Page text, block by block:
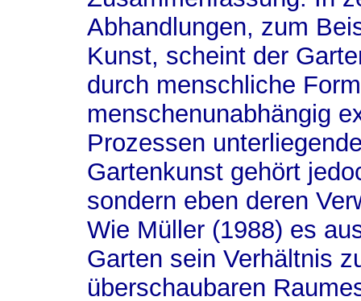
Abhandlungen, zum
Kunst, scheint der
durch menschliche
menschenunabhängig
Prozessen
Gartenkunst gehört
sondern eben deren
Wie Müller (1988) es
Garten sein Verhältnis
überschaubaren